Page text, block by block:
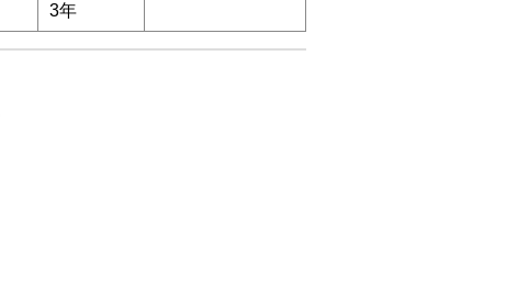
3年